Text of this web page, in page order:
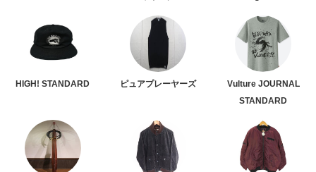
HIGH! STANDARD ピュアプレーヤーズ
Vulture JOURNAL
STANDARD